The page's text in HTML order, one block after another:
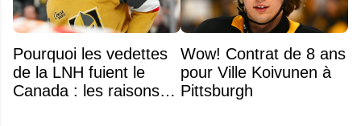
Pourquoi les vedettes
de la LNH fuient le
Canada : les raisons
Wow! Contrat de 8 ans
pour Ville Koivunen à
Pittsburgh